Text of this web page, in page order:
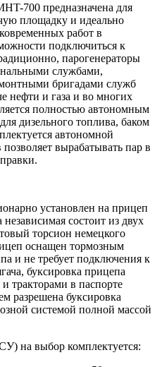
700 предназначена для
площадку и идеально
работ в
подключиться к
парогенераторы
службами,
бригадами служб
нефти и газа и во многих
полностью автономным
дизельного топлива, баком
автономной
вырабатывать пар в
установлен на прицеп
состоит из двух
торсион немецкого
оснащен тормозным
и не требует подключения к
буксировка прицепа
тракторами в паспорте
разрешена буксировка
системой полной массой
на выбор комплектуется: